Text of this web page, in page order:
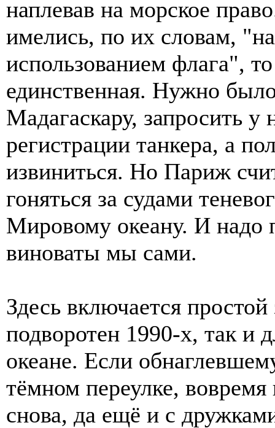
наплевав на морское
имелись, по их словам,
использованием флага",
единственная. Нужно
Мадагаскару, запросить у
регистрации танкера, а
извиниться. Но Париж
гоняться за судами
Мировому океану. И надо
виноваты мы сами.
Здесь включается
подворотен 1990-х, так и
океане. Если
тёмном переулке, вовремя
снова, да ещё и с